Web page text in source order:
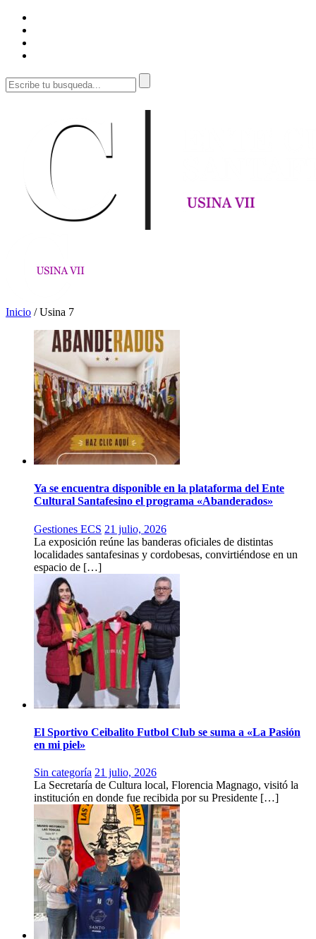
Inicio /Usina 7
Ya se encuentra disponible en la plataforma del Ente
Cultural Santafesino el programa «Abanderados»
Gestiones ECS 21 julio, 2026
La exposición reúne las banderas oficiales de distintas
localidades santafesinas y cordobesas, convirtiéndose en un
espacio de […]
El Sportivo Ceibalito Futbol Club se suma a «La Pasión
en mi piel»
Sin categoría 21 julio, 2026
La Secretaría de Cultura local, Florencia Magnago, visitó la
institución en donde fue recibida por su Presidente […]